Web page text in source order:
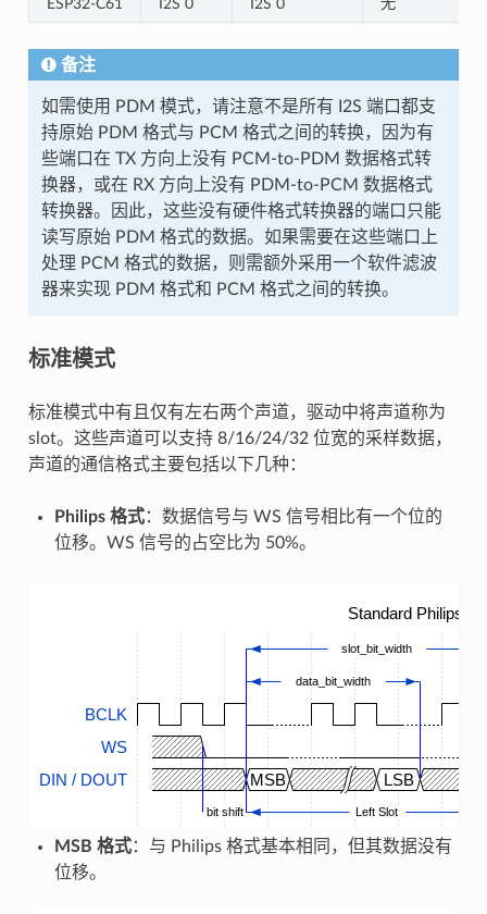
ESP32-C61 I2S 0 I2S 0 无
备注
如需使用 PDM 模式，请注意不是所有 I2S 端口都支
持原始 PDM 格式与 PCM 格式之间的转换，因为有
些端口在 TX 方向上没有 PCM-to-PDM 数据格式转
换器，或在 RX 方向上没有 PDM-to-PCM 数据格式
转换器。因此，这些没有硬件格式转换器的端口只能
读写原始 PDM 格式的数据。如果需要在这些端口上
处理 PCM 格式的数据，则需额外采用一个软件滤波
器来实现 PDM 格式和 PCM 格式之间的转换。
标准模式
标准模式中有且仅有左右两个声道，驱动中将声道称为
slot。这些声道可以支持 8/16/24/32 位宽的采样数据，
声道的通信格式主要包括以下几种：
Philips 格式：数据信号与 WS 信号相比有一个位的
位移。WS 信号的占空比为 50%。
Standard Philips
BCLK
WS
DIN / DOUT
MSB LSB
slot_bit_width
data_bit_width
bit shift Left Slot
MSB 格式：与 Philips 格式基本相同，但其数据没有
位移。